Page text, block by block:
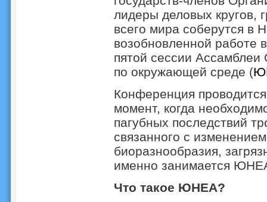
лидеры деловых кругов,
всего мира соберутся в
возобновленной работе
пятой сессии
по окружающей среде (
Конференция
момент, когда
пагубных последствий
связанного с
биоразнообразия,
именно занимается
Что такое ЮНЕА?